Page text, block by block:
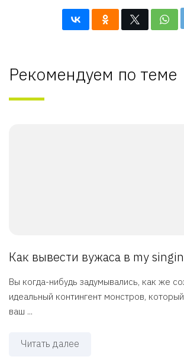
Рекомендуем по теме
Как вывести вужаса в my
Вы когда-нибудь задумывались, как же
идеальный контингент монстров,
ваш ...
Читать далее